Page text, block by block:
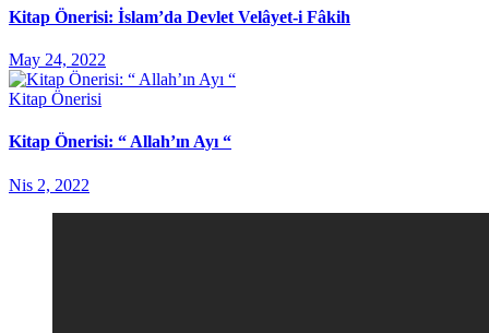
Kitap Önerisi: İslam’da Devlet Velâyet-i Fâkih
May 24, 2022
Kitap Önerisi
Kitap Önerisi: “ Allah’ın Ayı “
Nis 2, 2022